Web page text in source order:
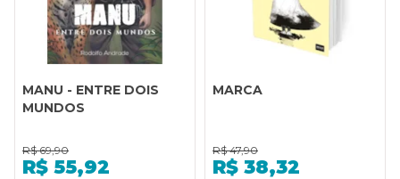
MANU - ENTRE DOIS
MUNDOS
R$ 69,90
R$ 55,92
MARCA
R$ 47,90
R$ 38,32